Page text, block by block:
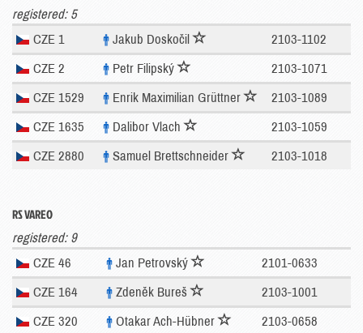
registered: 5
CZE 1
Jakub Doskočil 2103-1102
CZE 2 Petr Filipský 2103-1071
CZE 1529 Enrik Maximilian Grüttner 2103-1089
CZE 1635 Dalibor Vlach 2103-1059
CZE 2880 Samuel Brettschneider 2103-1018
RS VAREO
registered: 9
CZE 46
Jan Petrovský 2101-0633
CZE 164 Zdeněk Bureš 2103-1001
CZE 320 Otakar Ach-Hübner 2103-0658